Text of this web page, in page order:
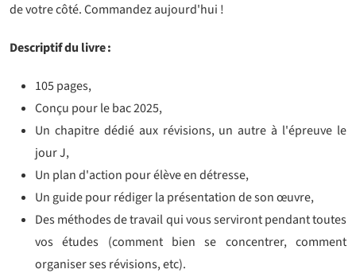
de votre côté. Commandez aujourd'hui !
Descriptif du livre :
105 pages,
Conçu pour le bac 2025,
Un chapitre dédié aux révisions, un autre à l'épreuve le
jour J,
Un plan d'action pour élève en détresse,
Un guide pour rédiger la présentation de son œuvre,
Des méthodes de travail qui vous serviront pendant toutes
vos études (comment bien se concentrer, comment
organiser ses révisions, etc).